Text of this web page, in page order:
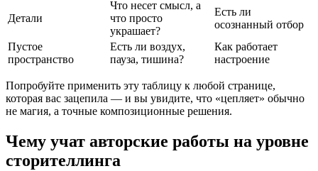
Детали
Что несет смысл, а
что просто
украшает?
Есть ли
осознанный отбор
Пустое
пространство
Есть ли воздух,
пауза, тишина?
Как работает
настроение
Попробуйте применить эту таблицу к любой странице,
которая вас зацепила — и вы увидите, что «цепляет» обычно
не магия, а точные композиционные решения.
Чему учат авторские работы на уровне
сторителлинга